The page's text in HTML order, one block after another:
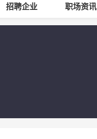
招聘企业 职场资讯